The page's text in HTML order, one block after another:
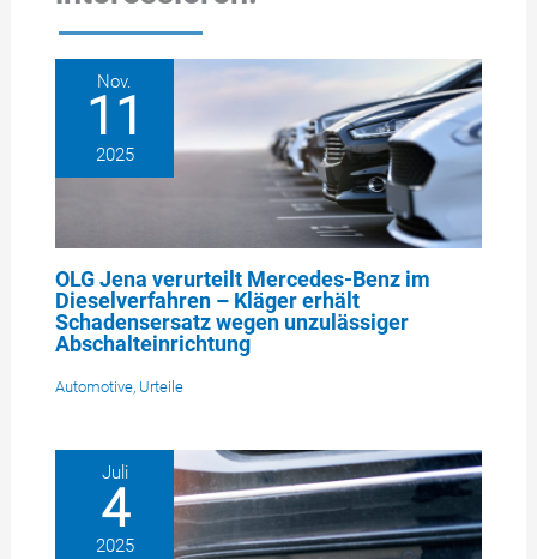
Nov.
11
2025
OLG Jena verurteilt Mercedes-Benz im
Dieselverfahren – Kläger erhält
Schadensersatz wegen unzulässiger
Abschalteinrichtung
Automotive, Urteile
Juli
4
2025